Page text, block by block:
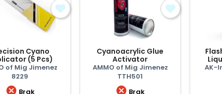
Cyano
(5 Pcs)
of Mig Jimenez
8229
 Brak
Cyanoacrylic Glue
Activator
AMMO of Mig Jimenez
TTH501
 Brak
AK-